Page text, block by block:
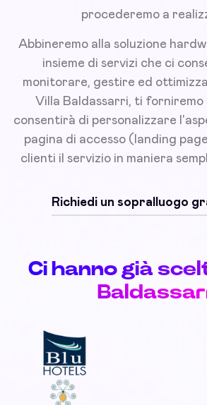
procederemo a
Abbineremo alla soluzione
insieme di servizi che ci
monitorare, gestire ed
Villa Baldassarri, ti forniremo
consentirà di personalizzare
pagina di accesso (landing
clienti il servizio in maniera
Richiedi un sopralluogo
Ci hanno già